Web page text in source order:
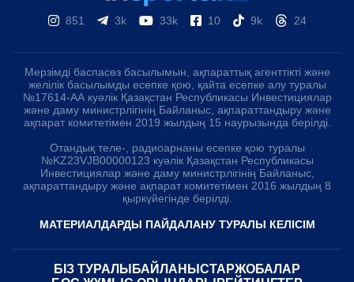
851 3k 33k 10 9k 24
Мерзімді баспасөз басылымын, ақпараттық агенттікті және
желілік басылымды есепке қою, қайта есепке алу туралы
№17614-АА куәлік Қазақстан Республикасы Инвестициялар
және даму министрлігінің Байланыс, ақпараттандыру және
ақпарат комитетімен 2019 жылдың 15 наурызында берілді.
Отандық теле-, радиоарнаны есепке қою туралы
№KZ23VJB00000123 куәлік Қазақстан Республикасы
Инвестициялар және даму министрлігінің Байланыс,
ақпараттандыру және ақпарат комитетімен 2016 жылдың 8
қыркүйегінде берілді.
МАТЕРИАЛДАРДЫ ПАЙДАЛАНУ ТУРАЛЫ КЕЛІСІМ
БІЗ ТУРАЛЫ БАЙЛАНЫСТАРЖОБАЛАР